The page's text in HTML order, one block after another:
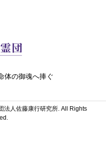
体の御魂へ捧ぐ
法人佐藤康行研究所. All Rights